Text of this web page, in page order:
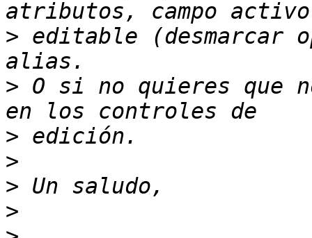
> editable (desmarcar
> O si no quieres que
>
>
>
>